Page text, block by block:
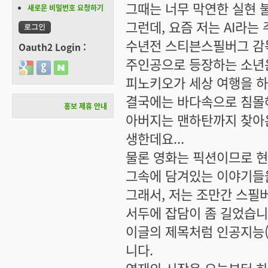
그때는 너무 막연한 실현
그런데, 요즘 저는 AI라는
수년전 스티븐스필버그
주인공으로 등장하는 소
피노키오가 세상 여행을
결국에는 바다속으로 침
아버지는 맨하탄까지 찾
생한데요...
물론 영화는 픽션이므로
그속에 담겨있는 이야기
그래서, 저는 조만간 스필
서두에 잡담이 좀 길었습
이글의 제목처럼 인공지
니다.
새로운 비밀번호 요청하기
Oauth2 Login :
Login with Google
Login with GitHub
Login with Naver
홍보 제휴 안내